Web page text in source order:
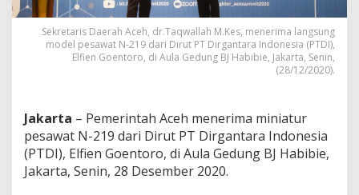
M
n
i
P
e
s
a
Sekretaris Daerah Aceh, dr.Taqwallah M.Kes, menerima langsung
model pesawat N-219 dari Dirut PT Dirgantara Indonesia (PTDI),
Elfien Goentoro, di Aula Gedung BJ Habibie, Jakarta, Senin,
(28/12/2020).
Jakarta – Pemerintah Aceh menerima miniatur
pesawat N-219 dari Dirut PT Dirgantara Indonesia
(PTDI), Elfien Goentoro, di Aula Gedung BJ Habibie,
Jakarta, Senin, 28 Desember 2020.